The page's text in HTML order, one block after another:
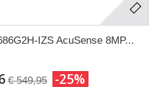
IZS AcuSense 8MP...
€ 549,95 -25%